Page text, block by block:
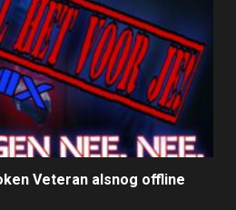
Veteran alsnog offline